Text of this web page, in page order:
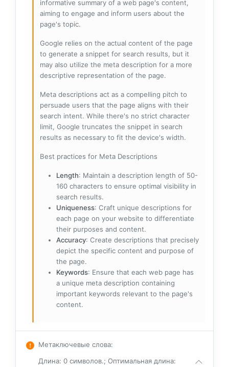
informative summary of a web page's content,
aiming to engage and inform users about the
page's topic.
Google relies on the actual content of the page
to generate a snippet for search results, but it
may also utilize the meta description for a more
descriptive representation of the page.
Meta descriptions act as a compelling pitch to
persuade users that the page aligns with their
search intent. While there's no strict character
limit, Google truncates the snippet in search
results as necessary to fit the device's width.
Best practices for Meta Descriptions
Length: Maintain a description length of 50-
160 characters to ensure optimal visibility in
search results.
Uniqueness: Craft unique descriptions for
each page on your website to differentiate
their purposes and content.
Accuracy: Create descriptions that precisely
depict the specific content and purpose of
the page.
Keywords: Ensure that each web page has
a unique meta description containing
important keywords relevant to the page's
content.
Метаключевые слова:
Длина: 0 символов.; Оптимальная длина: